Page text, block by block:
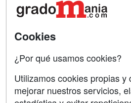
Confidencialidad
Aviso legal
Cookies
¿Por qué usamos cookies?
Utilizamos cookies propias y
mejorar nuestros servicios,